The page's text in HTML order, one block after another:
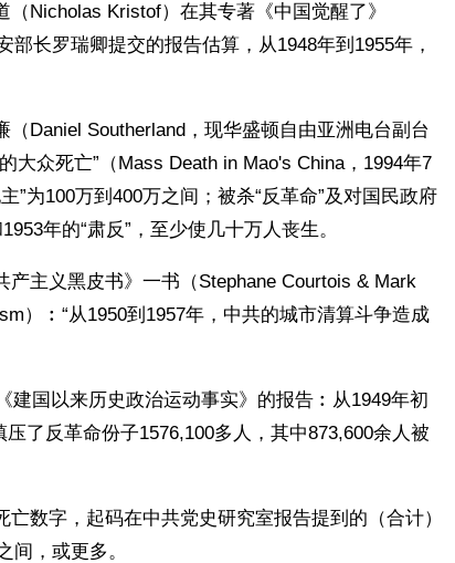
Nicholas Kristof）在其专著《中国觉醒了》
部长罗瑞卿提交的报告估算，从1948年到1955年，
Daniel Southerland，现华盛顿自由亚洲电台副台
大众死亡”（Mass Death in Mao's China，1994年7
”为100万到400万之间；被杀“反革命”及对国民政府
年的“肃反”，至少使几十万人丧生。
主义黑皮书》一书（Stephane Courtois & Mark
）︰“从1950到1957年，中共的城市清算斗争造成
建国以来历史政治运动事实》的报告︰从1949年初
了反革命份子1576,100多人，其中873,600余人被
数字，起码在中共党史研究室报告提到的（合计）
间，或更多。